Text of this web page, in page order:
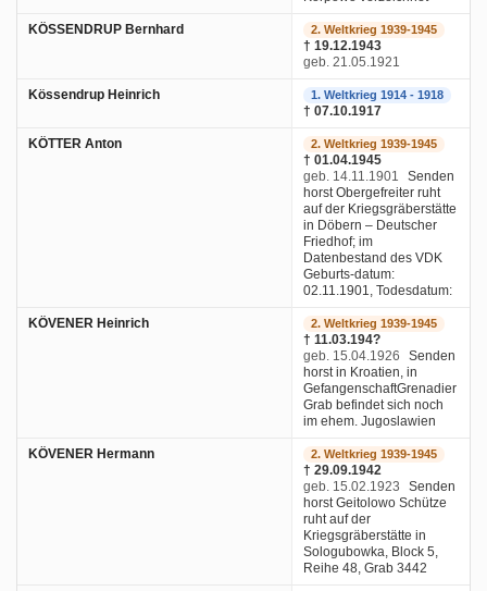
KÖSSENDRUP Bernhard 2. Weltkrieg 1939-1945
† 19.12.1943
geb. 21.05.1921
Kössendrup Heinrich 1. Weltkrieg 1914 - 1918
† 07.10.1917
KÖTTER Anton 2. Weltkrieg 1939-1945
† 01.04.1945
geb. 14.11.1901
Senden
horst Obergefreiter ruht
auf der Kriegsgräberstätte
in Döbern – Deutscher
Friedhof; im
Datenbestand des VDK
Geburts-datum:
02.11.1901, Todesdatum:
KÖVENER Heinrich 2. Weltkrieg 1939-1945
† 11.03.194?
geb. 15.04.1926
Senden
horst in Kroatien, in
GefangenschaftGrenadier
Grab befindet sich noch
im ehem. Jugoslawien
KÖVENER Hermann 2. Weltkrieg 1939-1945
† 29.09.1942
geb. 15.02.1923
Senden
horst Geitolowo Schütze
ruht auf der
Kriegsgräberstätte in
Sologubowka, Block 5,
Reihe 48, Grab 3442